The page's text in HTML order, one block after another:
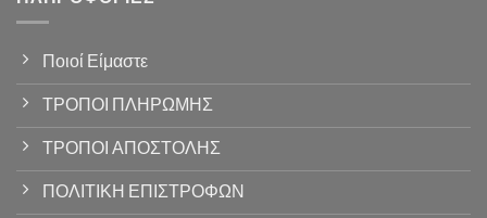
Ποιοί Είμαστε
ΤΡΟΠΟΙ ΠΛΗΡΩΜΗΣ
ΤΡΟΠΟΙ ΑΠΟΣΤΟΛΗΣ
ΠΟΛΙΤΙΚΗ ΕΠΙΣΤΡΟΦΩΝ